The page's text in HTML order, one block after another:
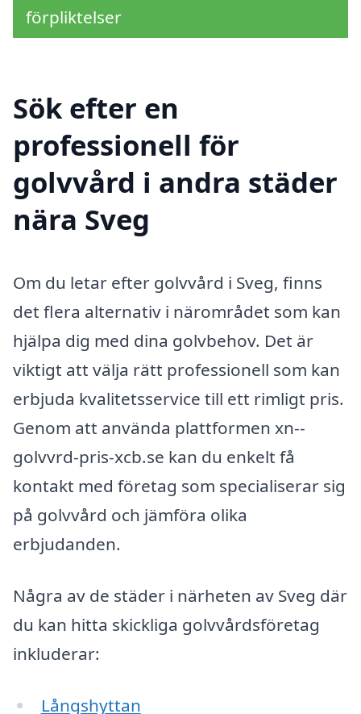
förpliktelser
Sök efter en
professionell för
golvvård i andra städer
nära Sveg
Om du letar efter golvvård i Sveg, finns
det flera alternativ i närområdet som kan
hjälpa dig med dina golvbehov. Det är
viktigt att välja rätt professionell som kan
erbjuda kvalitetsservice till ett rimligt pris.
Genom att använda plattformen xn--
golvvrd-pris-xcb.se kan du enkelt få
kontakt med företag som specialiserar sig
på golvvård och jämföra olika
erbjudanden.
Några av de städer i närheten av Sveg där
du kan hitta skickliga golvvårdsföretag
inkluderar:
Långshyttan